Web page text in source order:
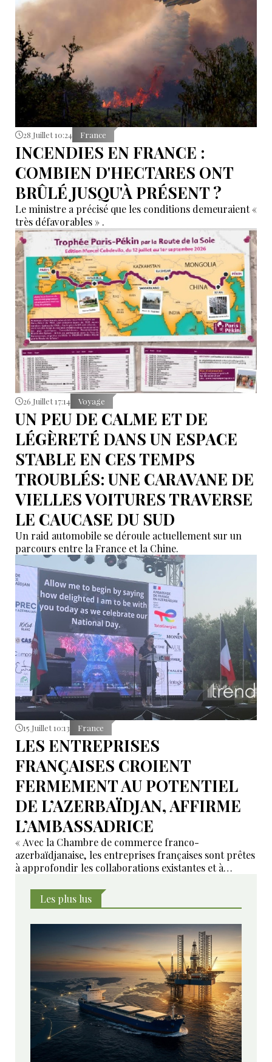
28 Juillet 10:24 France
INCENDIES EN FRANCE :
COMBIEN D'HECTARES ONT
BRÛLÉ JUSQU'À PRÉSENT ?
Le ministre a précisé que les conditions demeuraient «
très défavorables » .
26 Juillet 17:14 Voyage
UN PEU DE CALME ET DE
LÉGÈRETÉ DANS UN ESPACE
STABLE EN CES TEMPS
TROUBLÉS: UNE CARAVANE DE
VIELLES VOITURES TRAVERSE
LE CAUCASE DU SUD
Un raid automobile se déroule actuellement sur un
parcours entre la France et la Chine.
15 Juillet 10:13 France
LES ENTREPRISES
FRANÇAISES CROIENT
FERMEMENT AU POTENTIEL
DE L’AZERBAÏDJAN, AFFIRME
L’AMBASSADRICE
« Avec la Chambre de commerce franco-
azerbaïdjanaise, les entreprises françaises sont prêtes
à approfondir les collaborations existantes et à
Les plus lus